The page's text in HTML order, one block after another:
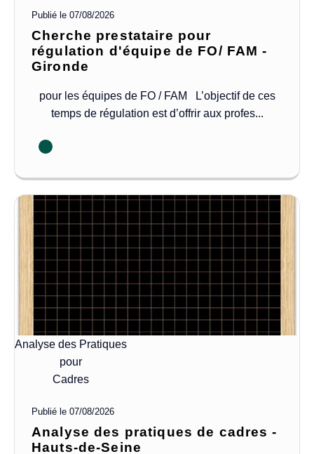
Publié le 07/08/2026
Cherche prestataire pour
régulation d'équipe de FO/ FAM -
Gironde
pour les équipes de FO / FAM L’objectif de ces
temps de régulation est d’offrir aux profes...
Analyse des Pratiques
pour
Cadres
Publié le 07/08/2026
Analyse des pratiques de cadres -
Hauts-de-Seine